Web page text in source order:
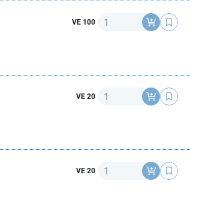
VE 100 Anzahl
VE 20 Anzahl
VE 20 Anzahl